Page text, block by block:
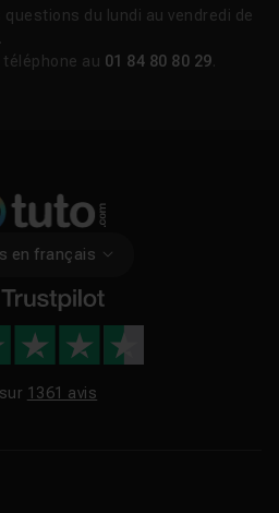
questions du lundi au vendredi de
téléphone au 01 84 80 80 29
en français
1361 avis